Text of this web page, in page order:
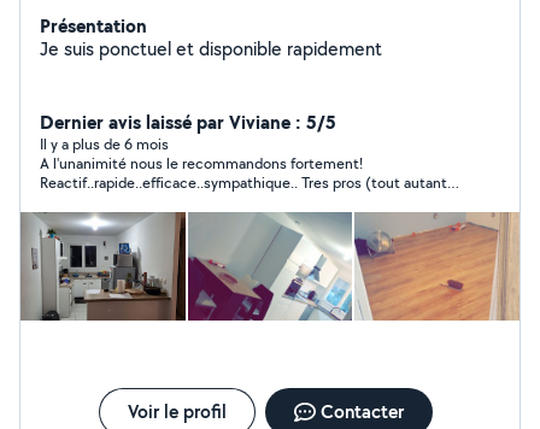
Présentation
Je suis ponctuel et disponible rapidement
Dernier avis laissé par Viviane : 5/5
Il y a plus de 6 mois
A l'unanimité nous le recommandons fortement!
Reactif..rapide..efficace..sympathique.. Tres pros (tout autant
Voir le profil Contacter